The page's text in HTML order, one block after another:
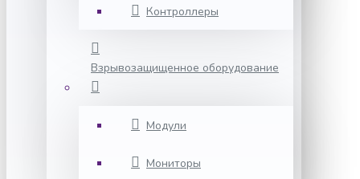
Контроллеры
Взрывозащищенное оборудование
Модули
Мониторы